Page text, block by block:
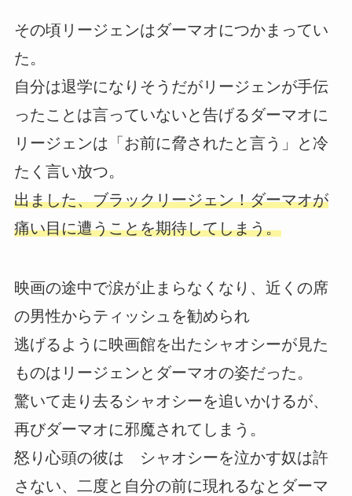
その頃リージェンはダーマオにつかまってい
た。
自分は退学になりそうだがリージェンが手伝
ったことは言っていないと告げるダーマオに
リージェンは「お前に脅されたと言う」と冷
たく言い放つ。
出ました、ブラックリージェン！ダーマオが
痛い目に遭うことを期待してしまう。
映画の途中で涙が止まらなくなり、近くの席
の男性からティッシュを勧められ
逃げるように映画館を出たシャオシーが見た
ものはリージェンとダーマオの姿だった。
驚いて走り去るシャオシーを追いかけるが、
再びダーマオに邪魔されてしまう。
怒り心頭の彼は シャオシーを泣かす奴は許
さない、二度と自分の前に現れるなとダーマ